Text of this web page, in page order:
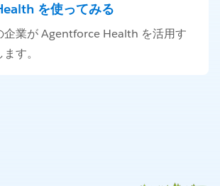
を使ってみる
企業が Agentforce Health を活用す
す。